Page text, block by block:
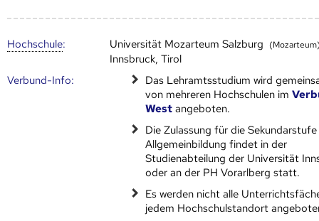
Hoch­schule: Universität Mozarteum Salzburg
Innsbruck, Tirol
Verbund-Info:
Das Lehramtsstudium wird
von mehreren Hoch­schulen im
West angeboten.
Die Zulassung für die Sekundarstufe
Allgemeinbildung findet in der
Studienabteilung der Universität
oder an der PH Vorarlberg statt.
Es werden nicht alle
jedem Hochschulstandort